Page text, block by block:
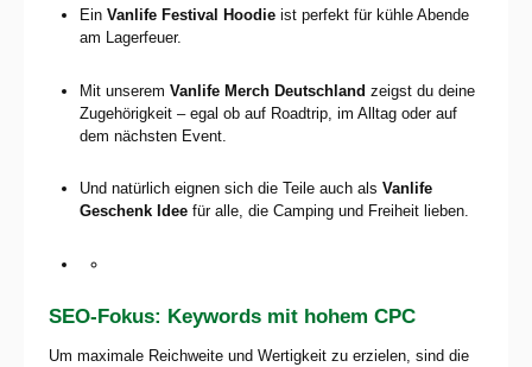
Ein Vanlife Festival Hoodieist perfekt für kühle Abende
am Lagerfeuer.
Mit unserem Vanlife Merch Deutschland zeigst du deine
Zugehörigkeit – egal ob auf Roadtrip, im Alltag oder auf
dem nächsten Event.
Und natürlich eignen sich die Teile auch als Vanlife
Geschenk Ideefür alle, die Camping und Freiheit lieben.
SEO-Fokus: Keywords mit hohem CPC
Um maximale Reichweite und Wertigkeit zu erzielen, sind die